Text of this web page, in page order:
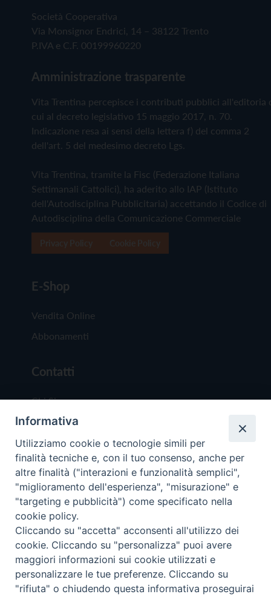
Società Cooperativa
Via Monsignor Endrici, 14 – 38122 Trento
P.IVA e C.F. 00199960220
Amministrazione trasparente
Vita Trentina percepisce i contributi pubblici all'editoria
cui al decreto legislativo 15 maggio 2017, n. 70.
Indicazione resa ai sensi della lettera f) del comma 2
dell'art. 5 del medesimo decreto Lgs.
Vita Trentina, tramite la Fisc (Federazione Italiana
Settimanali Cattolici), ha aderito allo IAP (Istituto
dell'Autodisciplina Pubblicitaria) accettando il Codice di
Autodisciplina della Comunicazione Commerciale
E-Shop
Vendita Online
Abbonamenti
Contatti
Chi Siamo
Redazione
Scrivici
Copyright © 2019 - Tutti i diritti riservati - Vita
Trentina Editrice
Privacy Policy
Torna
Informativa
Utilizziamo cookie o tecnologie simili per
finalità tecniche e, con il tuo consenso, anche per
altre finalità ("interazioni e funzionalità semplici",
"miglioramento dell'esperienza", "misurazione" e
"targeting e pubblicità") come specificato nella
cookie policy.
Cliccando su "accetta" acconsenti all'utilizzo dei
cookie. Cliccando su "personalizza" puoi avere
maggiori informazioni sui cookie utilizzati e
personalizzare le tue preferenze. Cliccando su
"rifiuta" o chiudendo questa informativa proseguirai